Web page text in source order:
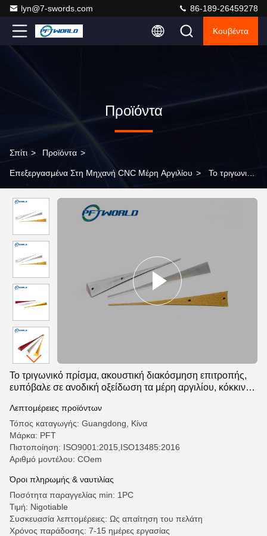
lyn@7-swords.com 86-189-26459278
Κουβέντα
Προϊόντα
Σπίτι > Προϊόντα >
Επεξεργασμένα Στη Μηχανή CNC Μέρη Αργιλίου > Το τριγωνικό
οξείδωση τα μέρη αργιλίου, κόκκινο &Amp Μέρη κίτρινων,
μετάλλων φύλλων
Το τριγωνικό πρίσμα, ακουστική διακόσμηση επιτροπής,
ευπόβαλε σε ανοδική οξείδωση τα μέρη αργιλίου, κόκκινο
Λεπτομέρειες προϊόντων
Τόπος καταγωγής: Guangdong, Κίνα
Μάρκα: PFT
Πιστοποίηση: ISO9001:2015,ISO13485:2016
Αριθμό μοντέλου: COem
Όροι πληρωμής & ναυτιλίας
Ποσότητα παραγγελίας min: 1PC
Τιμή: Nigotiable
Συσκευασία λεπτομέρειες: Ως απαίτηση του πελάτη
Χρόνος παράδοσης: 7-15 ημέρες εργασίας